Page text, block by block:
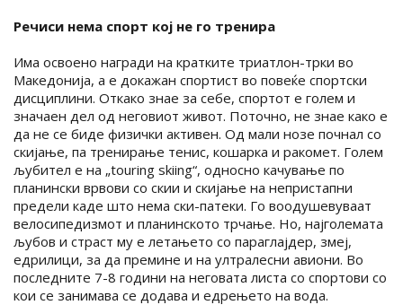
Речиси нема спорт кој не го тренира
Има освоено награди на кратките триатлон-трки во
Македонија, а е докажан спортист во повеќе спортски
дисциплини. Откако знае за себе, спортот е голем и
значаен дел од неговиот живот. Поточно, не знае како е
да не се биде физички активен. Од мали нозе почнал со
скијање, па тренирање тенис, кошарка и ракомет. Голем
љубител е на „touring skiing“, односно качување по
планински врвови со скии и скијање на непристапни
предели каде што нема ски-патеки. Го воодушевуваат
велосипедизмот и планинското трчање. Но, најголемата
љубов и страст му е летањето со параглајдер, змеј,
едрилици, за да премине и на ултралесни авиони. Во
последните 7-8 години на неговата листа со спортови со
кои се занимава се додава и едрењето на вода.